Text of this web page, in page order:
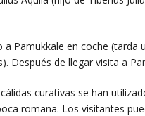
a Pamukkale en coche (tarda
Después de llegar visita a
curativas se han
romana. Los visitantes